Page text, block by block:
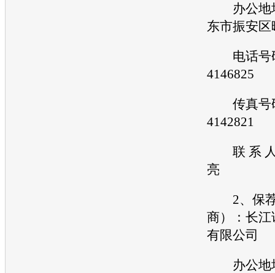
办公地
东市振安区
电话号
4146825
传真号
4142821
联 系 人
亮
2、保荐
商）：长
有限公司
办公地